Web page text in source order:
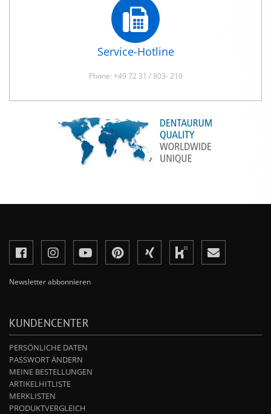
Service-Hotline
Phone: +49 72 31 / 803- 210
Newsletter abbonnieren
KUNDENCENTER
PERSÖNLICHE DATEN
PASSWORT ÄNDERN
MEINE BESTELLUNGEN
ARTIKELHITLISTE
MERKLISTEN
PRODUKTVERGLEICH